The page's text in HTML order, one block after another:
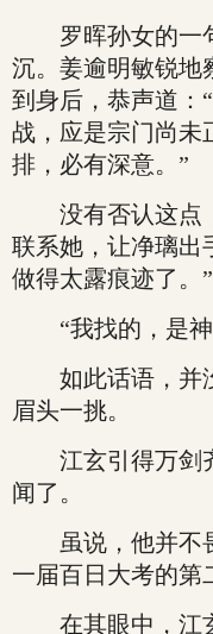
罗晖孙女的一句
沉。姜逾明敏锐地
到身后，恭声道：
战，应是宗门尚未
排，必有深意。”
没有否认这点，
联系她，让净璃出
做得太露痕迹了。”
“我找的，是神
如此话语，并没
眉头一挑。
江玄引得万剑齐
闻了。
虽说，他并不
一届百日大考的第
在其眼中，江玄